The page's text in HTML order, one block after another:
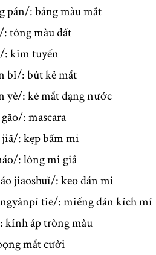
: bảng màu mắt
tông màu đất
kim tuyến
bǐ/: bút kẻ mắt
: kẻ mắt dạng nước
: mascara
: kẹp bấm mi
: lông mi giả
jiāoshuǐ/: keo dán mi
tiē/: miếng dán kích mí
áp tròng màu
mắt cười